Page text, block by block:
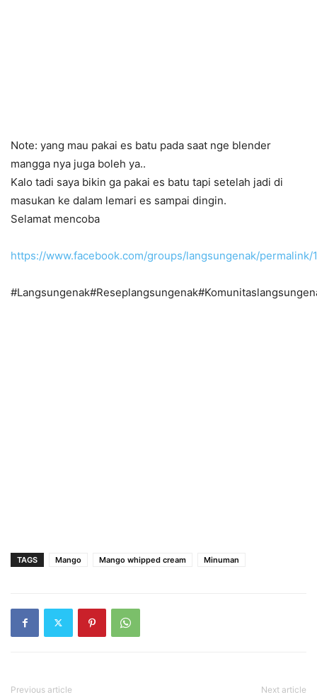
Note: yang mau pakai es batu pada saat nge blender
mangga nya juga boleh ya..
Kalo tadi saya bikin ga pakai es batu tapi setelah jadi di
masukan ke dalam lemari es sampai dingin.
Selamat mencoba
https://www.facebook.com/groups/langsungenak/permalink/
TAGS Mango Mango whipped cream Minuman
Previous article Next article